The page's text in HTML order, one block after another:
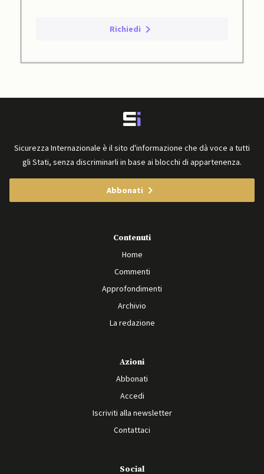
Richiedi
Sicurezza Internazionale è il sito d'informazione che dà voce a tutti
gli Stati, senza discriminarli in base ai blocchi di appartenenza.
Abbonati
Contenuti
Home
Commenti
Approfondimenti
Archivio
La redazione
Azioni
Abbonati
Accedi
Iscriviti alla newsletter
Contattaci
Social